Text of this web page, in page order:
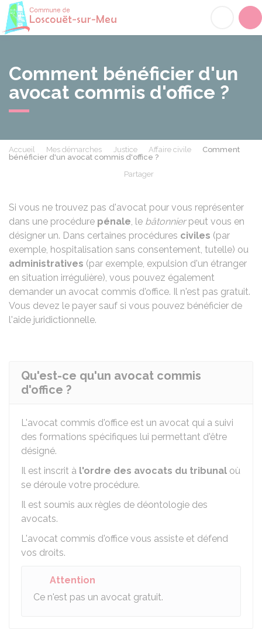
Comment bénéficier d'un
avocat commis d'office ?
Accueil Mes démarches Justice Affaire civile
Comment
bénéficier d'un avocat commis d'office ?
Partager
Si vous ne trouvez pas d'avocat pour vous représenter
dans une procédure pénale, le bâtonnierpeut vous en
désigner un. Dans certaines procédures civiles (par
exemple, hospitalisation sans consentement, tutelle) ou
administratives (par exemple, expulsion d'un étranger
en situation irrégulière), vous pouvez également
demander un avocat commis d'office. Il n'est pas gratuit.
Vous devez le payer sauf si vous pouvez bénéficier de
l'aide juridictionnelle.
Qu'est-ce qu'un avocat commis
d'office ?
L'avocat commis d'office est un avocat qui a suivi
des formations spécifiques lui permettant d'être
désigné.
Il est inscrit à l'ordre des avocats du tribunal où
se déroule votre procédure.
Il est soumis aux règles de déontologie des
avocats.
L'avocat commis d'office vous assiste et défend
vos droits.
Attention
Ce n'est pas un avocat gratuit.